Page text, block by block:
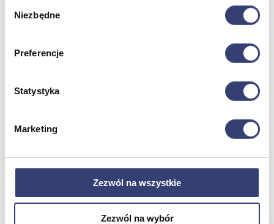
zgody
Niezbędne
Preferencje
Statystyka
Marketing
Zezwól na wszystkie
Zezwól na wybór
Wynajem
Zobacz wszystko
Robotyka w rehabilitacji
Dla rehabilitacji
Dofinansowania
Filmy
Partnerzy